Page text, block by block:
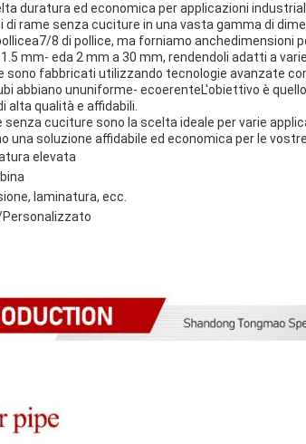
duratura ed economica per applicazioni
rame senza cuciture in una vasta gamma di
a7/8 di pollice, ma forniamo anchedimensioni
mm- eda 2 mm a 30 mm, rendendoli adatti a
sono fabbricati utilizzando tecnologie avanzate
abbiano ununiforme- ecoerenteL'obiettivo è
qualità e affidabili.
cuciture sono la scelta ideale per varie
una soluzione affidabile ed economica per le
elevata
laminatura, ecc.